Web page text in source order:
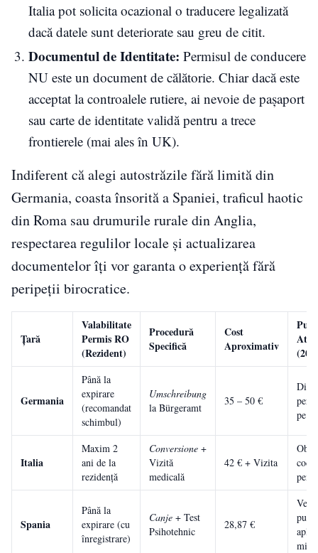
Italia pot solicita ocazional o traducere legalizată
dacă datele sunt deteriorate sau greu de citit.
Documentul de Identitate: Permisul de conducere
NU este un document de călătorie. Chiar dacă este
acceptat la controalele rutiere, ai nevoie de pașaport
sau carte de identitate validă pentru a trece
frontierele (mai ales în UK).
Indiferent că alegi autostrăzile fără limită din
Germania, coasta însorită a Spaniei, traficul haotic
din Roma sau drumurile rurale din Anglia,
respectarea regulilor locale și actualizarea
documentelor îți vor garanta o experiență fără
peripeții birocratice.
Țară
Valabilitate
Permis RO
(Rezident)
Procedură
Specifică
Cost
Aproximativ
Germania
Până la
expirare
(recomandat
schimbul)
Umschreibung
la Bürgeramt
35 – 50 €
pe
Italia
Maxim 2
ani de la
rezidență
Conversione +
Vizită
medicală
42 € + Vizita
cod
Spania
Până la
expirare (cu
înregistrare)
Canje + Test
Psihotehnic
28,87 €